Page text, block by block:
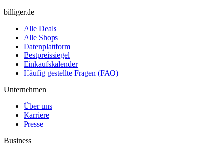
billiger.de
Alle Deals
Alle Shops
Datenplattform
Bestpreissiegel
Einkaufskalender
Häufig gestellte Fragen (FAQ)
Unternehmen
Über uns
Karriere
Presse
Business